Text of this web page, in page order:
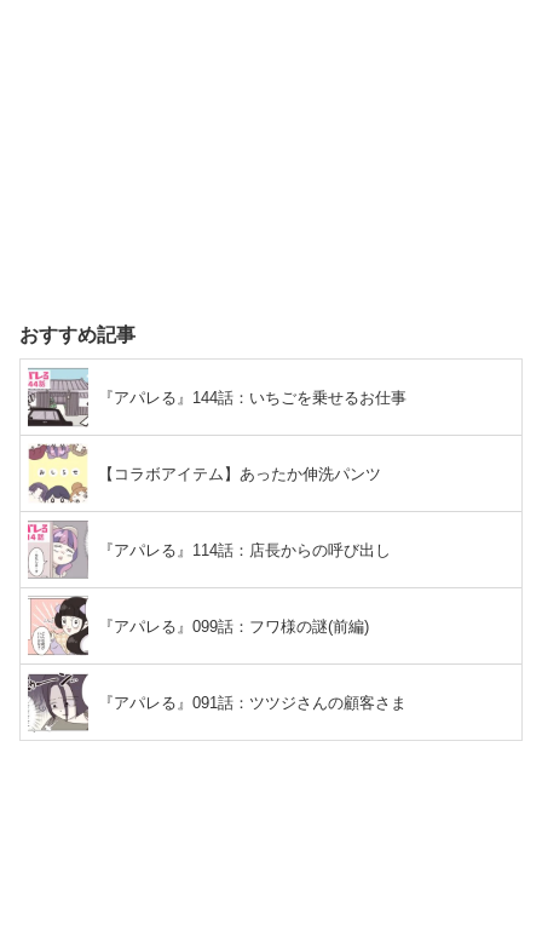
おすすめ記事
『アパレる』144話：いちごを乗せるお仕事
【コラボアイテム】あったか伸洗パンツ
『アパレる』114話：店長からの呼び出し
『アパレる』099話：フワ様の謎(前編)
『アパレる』091話：ツツジさんの顧客さま